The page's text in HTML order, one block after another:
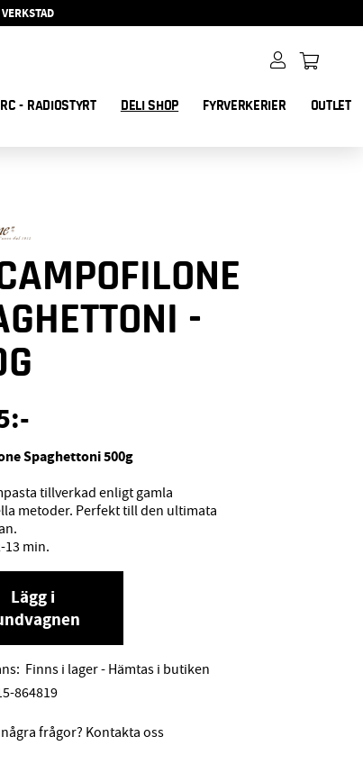
VERKSTAD
RC - RADIOSTYRT DELI SHOP FYRVERKERIER
OUTLET
-
:-
Spaghettoni 500g
tillverkad enligt gamla
metoder. Perfekt till den ultimata
13 min.
Lägg i
Finns i lager - Hämtas i butiken
864819
frågor? Kontakta oss